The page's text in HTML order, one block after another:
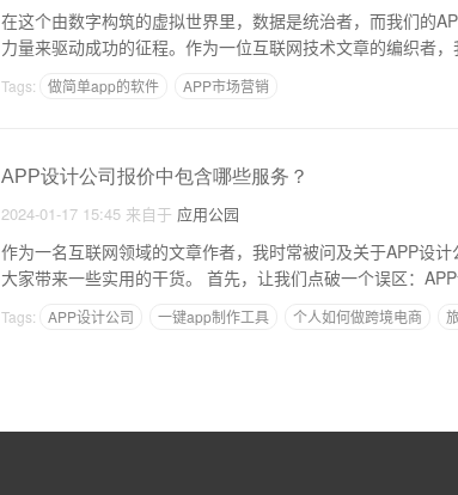
在这个由数字构筑的虚拟世界里，数据是统治者，而我们的
力量来驱动成功的征程。作为一位互联网技术文章的编织者
Tags: 做简单app的软件 APP市场营销
APP设计公司报价中包含哪些服务？
2024-01-17 15:45 来自于 应用公园
作为一名互联网领域的文章作者，我时常被问及关于APP设
大家带来一些实用的干货。 首先，让我们点破一个误区：
Tags: APP设计公司 一键app制作工具 个人如何做跨境电商